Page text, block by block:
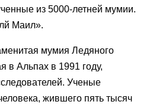
из 5000-летней мумии.
Маил».
мумия Ледяного
в Альпах в 1991 году,
Ученые
жившего пять тысяч